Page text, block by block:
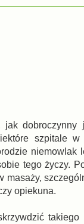
jak dobroczynny
szpitale w
niemowlak
tego życzy.
masaży,
opiekuna.
takiego